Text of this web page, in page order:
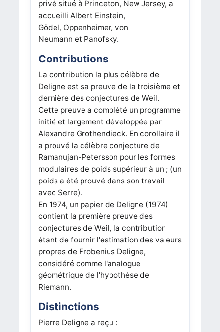
privé situé à Princeton, New Jersey, a
accueilli Albert Einstein,
Gödel, Oppenheimer, von
Neumann et Panofsky.
Contributions
La contribution la plus célèbre de
Deligne est sa preuve de la troisième et
dernière des conjectures de Weil.
Cette preuve a complété un programme
initié et largement développée par
Alexandre Grothendieck. En corollaire il
a prouvé la célèbre conjecture de
Ramanujan-Petersson pour les formes
modulaires de poids supérieur à un ; (un
poids a été prouvé dans son travail
avec Serre).
En 1974, un papier de Deligne (1974)
contient la première preuve des
conjectures de Weil, la contribution
étant de fournir l'estimation des valeurs
propres de Frobenius Deligne,
considéré comme l'analogue
géométrique de l'hypothèse de
Riemann.
Distinctions
Pierre Deligne a reçu :